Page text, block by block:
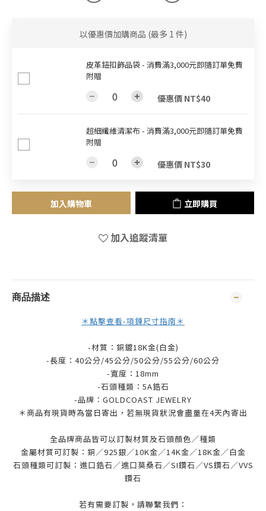
以優惠價加購商品 (最多 1 件)
皮革鈕扣飾品袋 - 消費滿3,000元即隨訂單免費
附贈
優惠價 NT$40
超細纖維清潔布 - 消費滿3,000元即隨訂單免費
附贈
優惠價 NT$30
加入購物車 立即購買
加入追蹤清單
商品描述
＊點擊查看-項鍊尺寸指南＊
-材質：銅鍍18K金(白金)
-長度：40公分/45公分/50公分/55公分/60公分
-寬度：18mm
-石頭種類：5A鋯石
-品牌： GOLDCOAST JEWELRY
＊商品有現貨時為當日寄出，若無現貨狀況會盡量在4天內寄出
全品牌商品皆可以訂製材質及石頭顏色／種類
金屬材質可訂製：銅／925銀／10K金／14K金／18K金／白金
石頭種類可訂製：進口鋯石／進口莫桑石／SI鑽石／VS鑽石／VVS
鑽石
若有需要訂製，請聯繫我們：